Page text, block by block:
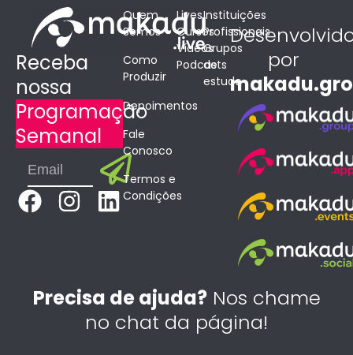
Receba
nossa
Programação
Semanal
Email Submit
F
b
I
a
L
e
d
Quem
Somos
Como
Produzir
Depoimentos
Fale
Conosco
Termos e
Condições
Lives
Cursos
Vídeos
Podcasts
Instituições
Profissionais
Grupos
de
estudo
por
Precisa de ajuda?Nos chame
no chat da página!